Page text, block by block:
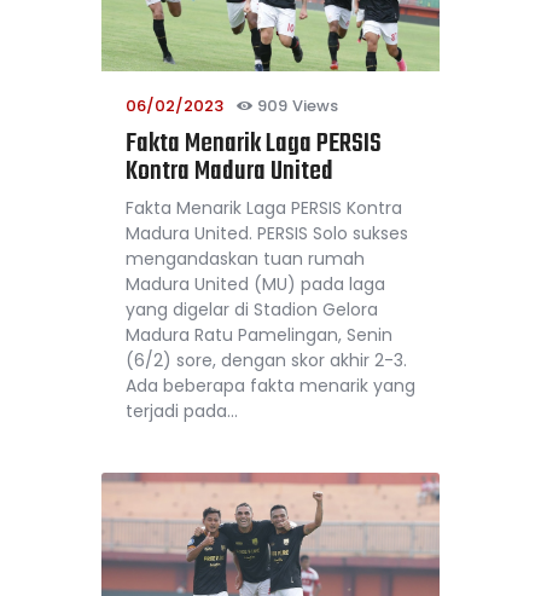
06/02/2023 909 Views
Fakta Menarik Laga PERSIS
Kontra Madura United
Fakta Menarik Laga PERSIS Kontra
Madura United. PERSIS Solo sukses
mengandaskan tuan rumah
Madura United (MU) pada laga
yang digelar di Stadion Gelora
Madura Ratu Pamelingan, Senin
(6/2) sore, dengan skor akhir 2-3.
Ada beberapa fakta menarik yang
terjadi pada…